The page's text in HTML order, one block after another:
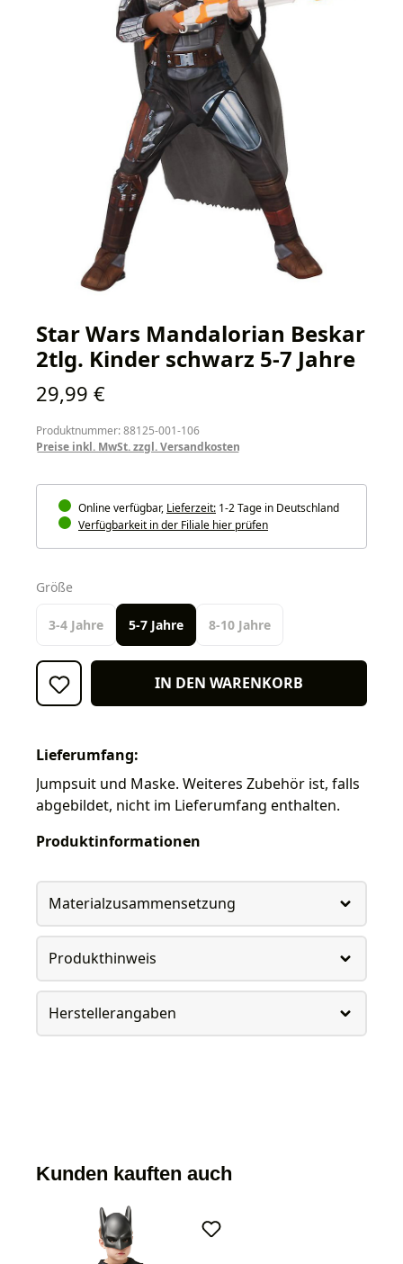
Star Wars Mandalorian Beskar
2tlg. Kinder schwarz 5-7 Jahre
Regulärer Preis:
29,99 €
Produktnummer: 88125-001-106
Preise inkl. MwSt. zzgl. Versandkosten
Online verfügbar, Lieferzeit: 1-2 Tage in Deutschland
Verfügbarkeit in der Filiale hier prüfen
Größe
3-4 Jahre 5-7 Jahre 8-10 Jahre
IN DEN WARENKORB
Lieferumfang:
Jumpsuit und Maske. Weiteres Zubehör ist, falls
abgebildet, nicht im Lieferumfang enthalten.
Produktinformationen
Materialzusammensetzung
Produkthinweis
Herstellerangaben
Kunden kauften auch